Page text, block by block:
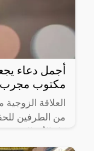
أجمل دعاء
مكتوب مجرب
العلاقة
من الطرفين
زرع